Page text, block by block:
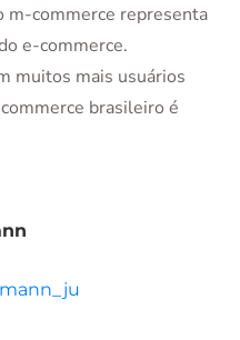
m-commerce representa
e-commerce.
muitos mais usuários
brasileiro é